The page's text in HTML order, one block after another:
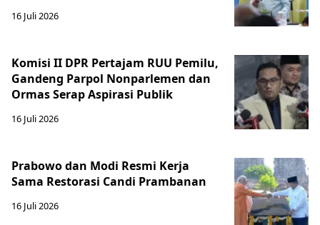
16 Juli 2026
Komisi II DPR Pertajam RUU Pemilu,
Gandeng Parpol Nonparlemen dan
Ormas Serap Aspirasi Publik
16 Juli 2026
Prabowo dan Modi Resmi Kerja
Sama Restorasi Candi Prambanan
16 Juli 2026